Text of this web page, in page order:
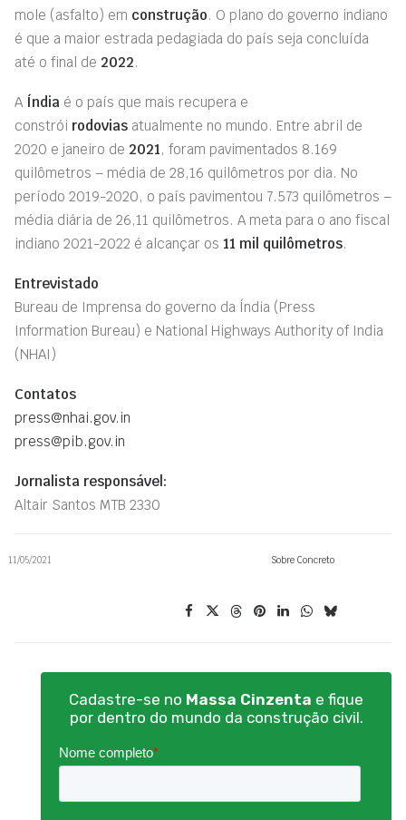
mole (asfalto) em construção. O plano do governo indiano
é que a maior estrada pedagiada do país seja concluída
até o final de 2022.
A Índia é o país que mais recupera e
constrói rodovias atualmente no mundo. Entre abril de
2020 e janeiro de 2021, foram pavimentados 8.169
quilômetros – média de 28,16 quilômetros por dia. No
período 2019-2020, o país pavimentou 7.573 quilômetros –
média diária de 26,11 quilômetros. A meta para o ano fiscal
indiano 2021-2022 é alcançar os 11 mil quilômetros.
Entrevistado
Bureau de Imprensa do governo da Índia (Press
Information Bureau) e National Highways Authority of India
(NHAI)
Contatos
press@nhai.gov.in
press@pib.gov.in
Jornalista responsável:
Altair Santos MTB 2330
11/05/2021 Sobre Concreto
Cadastre-se no Massa Cinzenta e fique
por dentro do mundo da construção civil.